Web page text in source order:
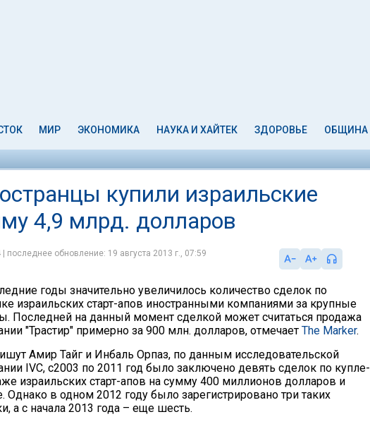
МИР ЭКОНОМИКА НАУКА И ХАЙТЕК ЗДОРОВЬЕ ОБЩИНА
купили израильские
4,9 млрд. долларов
последнее обновление: 19 августа 2013 г., 07:59
годы значительно увеличилось количество сделок по
израильских старт-апов иностранными компаниями за крупные
Последней на данный момент сделкой может считаться продажа
"Трастир" примерно за 900 млн. долларов, отмечает The Marker.
Амир Тайг и Инбаль Орпаз, по данным исследовательской
IVC, с2003 по 2011 год было заключено девять сделок по купле-
израильских старт-апов на сумму 400 миллионов долларов и
в одном 2012 году было зарегистрировано три таких
а с начала 2013 года – еще шесть.